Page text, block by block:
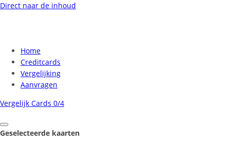
Direct naar de inhoud
Home
Creditcards
Vergelijking
Aanvragen
Vergelijk Cards 0/4
Geselecteerde kaarten